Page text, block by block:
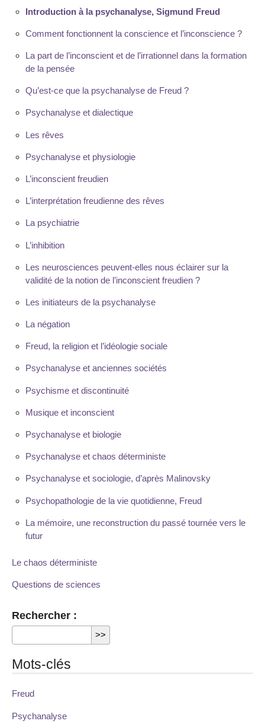
Introduction à la psychanalyse, Sigmund Freud
Comment fonctionnent la conscience et l’inconscience ?
La part de l’inconscient et de l’irrationnel dans la formation
de la pensée
Qu’est-ce que la psychanalyse de Freud ?
Psychanalyse et dialectique
Les rêves
Psychanalyse et physiologie
L’inconscient freudien
L’interprétation freudienne des rêves
La psychiatrie
L’inhibition
Les neurosciences peuvent-elles nous éclairer sur la
validité de la notion de l’inconscient freudien ?
Les initiateurs de la psychanalyse
La négation
Freud, la religion et l’idéologie sociale
Psychanalyse et anciennes sociétés
Psychisme et discontinuité
Musique et inconscient
Psychanalyse et biologie
Psychanalyse et chaos déterministe
Psychanalyse et sociologie, d’après Malinovsky
Psychopathologie de la vie quotidienne, Freud
La mémoire, une reconstruction du passé tournée vers le
futur
Le chaos déterministe
Questions de sciences
Rechercher :
Mots-clés
Freud
Psychanalyse